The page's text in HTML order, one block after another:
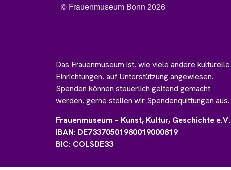
© Frauenmuseum Bonn 2026
Das Frauenmuseum ist, wie viele andere kulturelle
Einrichtungen, auf Unterstützung angewiesen.
Spenden können steuerlich geltend gemacht
werden, gerne stellen wir Spendenquittungen aus.
Frauenmuseum – Kunst, Kultur, Geschichte e.V.
IBAN: DE73370501980019000819
BIC: COLSDE33